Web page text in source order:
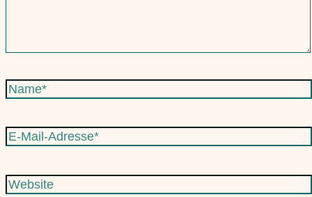
Name*
E-
Mail-
Website